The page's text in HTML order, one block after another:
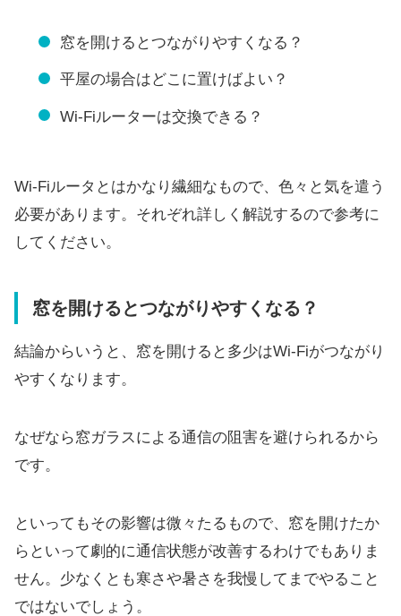
窓を開けるとつながりやすくなる？
平屋の場合はどこに置けばよい？
Wi-Fiルーターは交換できる？
Wi-Fiルータとはかなり繊細なもので、色々と気を遣う
必要があります。それぞれ詳しく解説するので参考に
してください。
窓を開けるとつながりやすくなる？
結論からいうと、窓を開けると多少はWi-Fiがつながり
やすくなります。
なぜなら窓ガラスによる通信の阻害を避けられるから
です。
といってもその影響は微々たるもので、窓を開けたか
らといって劇的に通信状態が改善するわけでもありま
せん。少なくとも寒さや暑さを我慢してまでやること
ではないでしょう。